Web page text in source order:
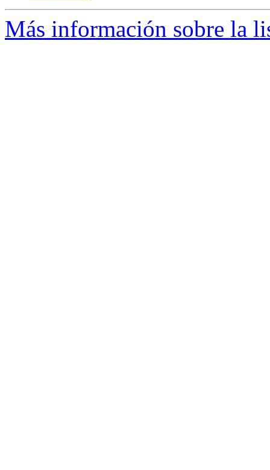
Más información sobre la